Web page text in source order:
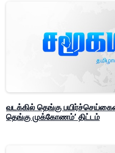
வடக்கில் தெங்கு
தெங்கு முக்கோணம்’ திட்டம்